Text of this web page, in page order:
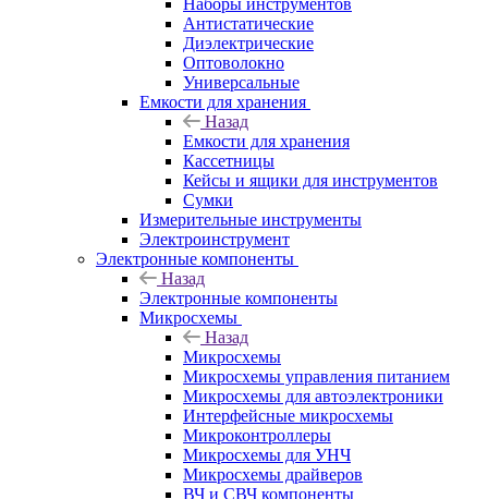
Наборы инструментов
Антистатические
Диэлектрические
Оптоволокно
Универсальные
Емкости для хранения
Назад
Емкости для хранения
Кассетницы
Кейсы и ящики для инструментов
Сумки
Измерительные инструменты
Электроинструмент
Электронные компоненты
Назад
Электронные компоненты
Микросхемы
Назад
Микросхемы
Микросхемы управления питанием
Микросхемы для автоэлектроники
Интерфейсные микросхемы
Микроконтроллеры
Микросхемы для УНЧ
Микросхемы драйверов
ВЧ и СВЧ компоненты